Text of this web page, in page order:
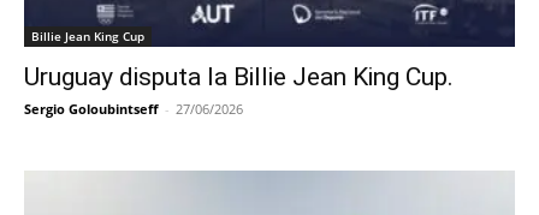
Billie Jean King Cup
Uruguay disputa la Billie Jean King Cup.
Sergio Goloubintseff - 27/06/2026